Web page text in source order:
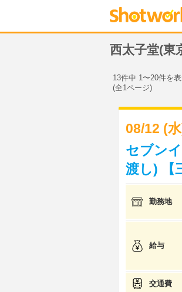
西太子堂(東
13件中 1〜20件を
(全1ページ)
08/12 (
セブン
渡し) 【
勤務地
給与
交通費